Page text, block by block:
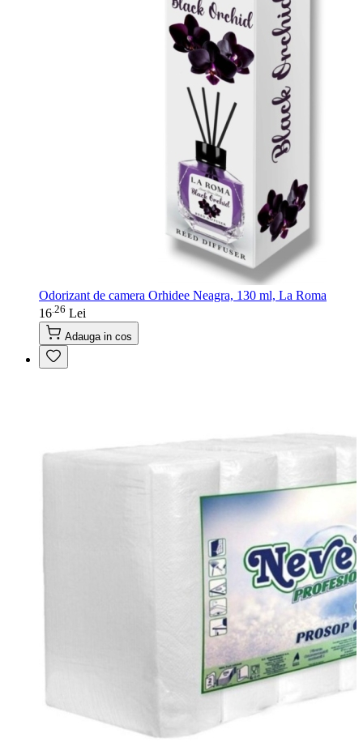
Odorizant de camera Orhidee Neagra, 130 ml, La Roma
16 26 Lei
Adauga in cos